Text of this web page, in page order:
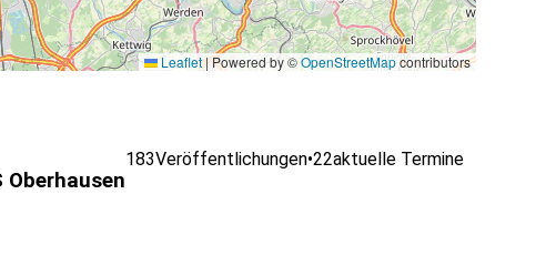
Leaflet|Powered by ©OpenStreetMapcontributors
Oberhausen
183Veröffentlichungen•22aktuelle Termine